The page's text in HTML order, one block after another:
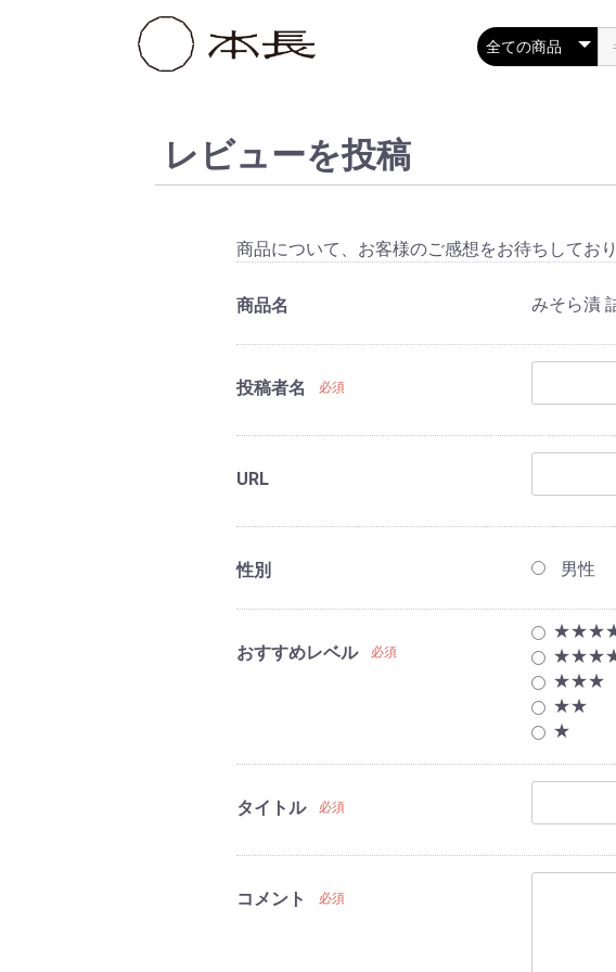
レビューを投稿
商品について、お客様のご感想をお待ちしており
商品名 みそら漬
投稿者名 必須
URL
性別 男性
おすすめレベル 必須
★★★
★★
★
タイトル 必須
コメント 必須